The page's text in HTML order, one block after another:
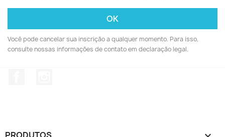
Você pode cancelar sua inscrição a qualquer momento. Para isso,
consulte nossas informações de contato em declaração legal.